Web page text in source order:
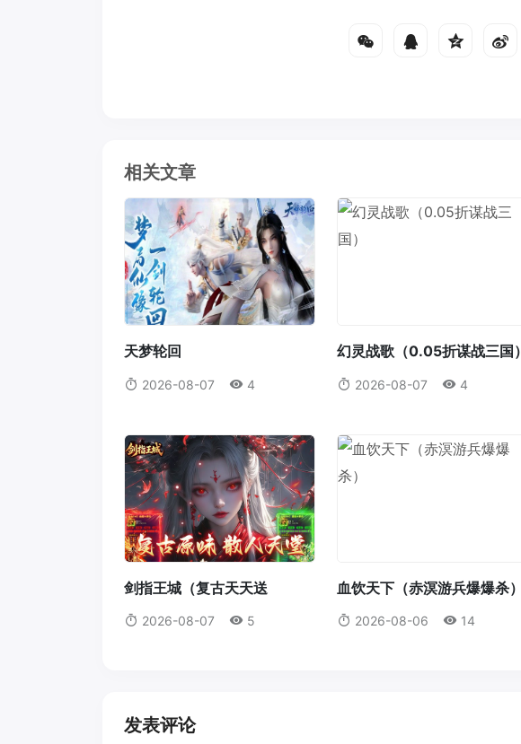
相关文章
天梦轮回
2026-08-07 4
幻灵战歌（0.05折谋战三国）
2026-08-07 4
剑指王城（复古天天送
1000）
2026-08-07 5
血饮天下（赤溟游兵爆爆杀）
2026-08-06 14
发表评论